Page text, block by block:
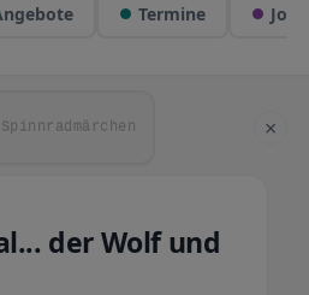
Termine Jobs
×
der Wolf und